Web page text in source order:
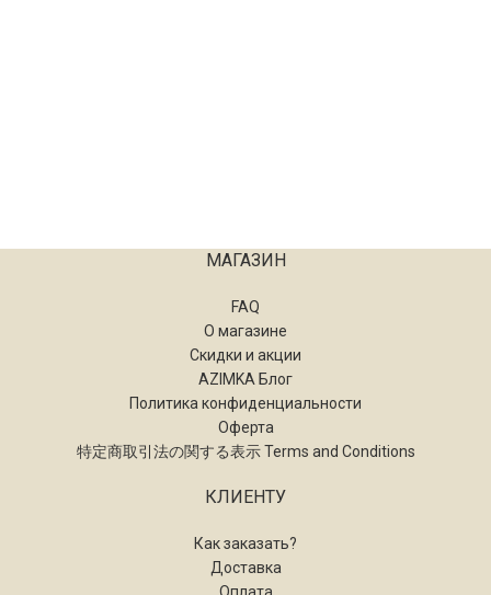
МАГАЗИН
FAQ
О магазине
Скидки и акции
AZIMKA Блог
Политика конфиденциальности
Оферта
特定商取引法の関する表示 Terms and Conditions
КЛИЕНТУ
Как заказать?
Доставка